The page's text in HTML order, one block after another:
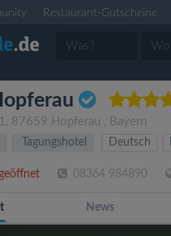
Restaurant-Gutscheine
, 87659 Hopferau , Bayern
Tagungshotel Deutsch
08364 984890
News